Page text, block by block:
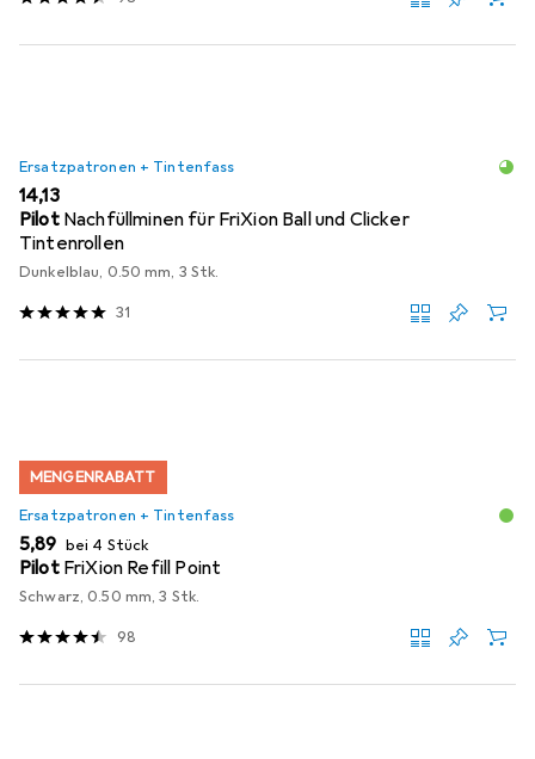
Ersatzpatronen + Tintenfass
EUR
14,13
Pilot Nachfüllminen für FriXion Ball und Clicker
Tintenrollen
Dunkelblau, 0.50 mm, 3 Stk.
31
MENGENRABATT
Ersatzpatronen + Tintenfass
EUR
5,89 bei 4 Stück
Pilot FriXion Refill Point
Schwarz, 0.50 mm, 3 Stk.
98